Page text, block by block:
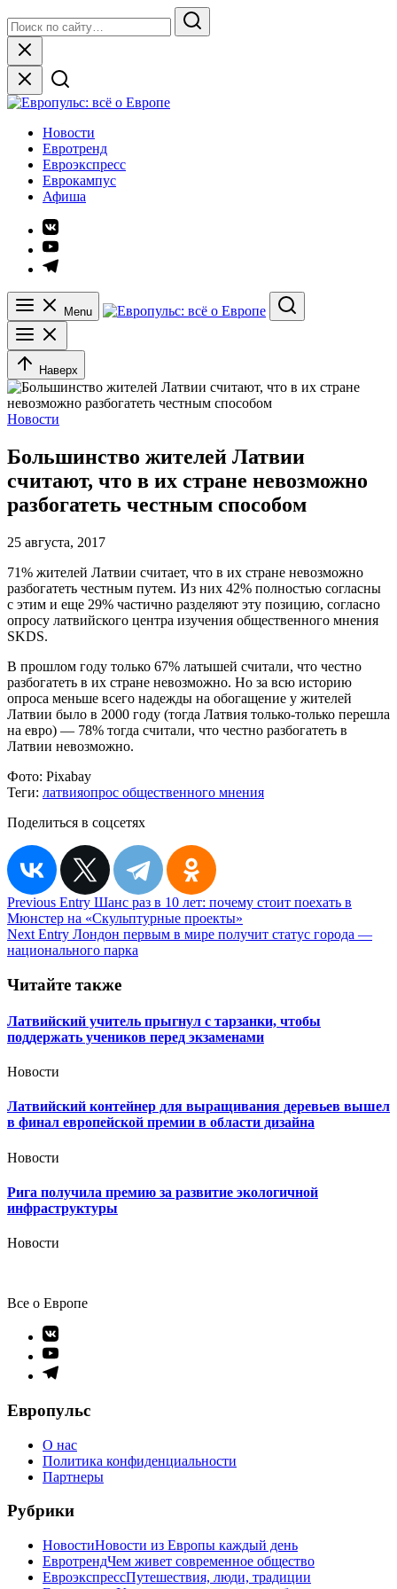
to
content
for:
Search
Close
Европульс: всё о Европе
Новости
Евротренд
Евроэкспресс
Еврокампус
Афиша
Элемент
меню
Элемент
меню
Элемент
Menu
Search
Наверх
Новости
Большинство жителей Латвии
считают, что в их стране невозможно
разбогатеть честным способом
25 августа, 2017
71% жителей Латвии считает, что в их стране невозможно
разбогатеть честным путем. Из них 42% полностью согласны
с этим и еще 29% частично разделяют эту позицию, согласно
опросу латвийского центра изучения общественного мнения
SKDS.
В прошлом году только 67% латышей считали, что честно
разбогатеть в их стране невозможно. Но за всю историю
опроса меньше всего надежды на обогащение у жителей
Латвии было в 2000 году (тогда Латвия только-только перешла
на евро) — 78% тогда считали, что честно разбогатеть в
Латвии невозможно.
Фото: Pixabay
Теги: латвияопрос общественного мнения
Поделиться в соцсетях
Навигация
по
записям
Previous Entry Шанс раз в 10 лет: почему стоит поехать в
Мюнстер на «Скульптурные проекты»
Next Entry Лондон первым в мире получит статус города —
национального парка
Читайте также
Латвийский учитель прыгнул с тарзанки, чтобы
поддержать учеников перед экзаменами
Новости
Латвийский контейнер для выращивания деревьев вышел
в финал европейской премии в области дизайна
Новости
Рига получила премию за развитие экологичной
инфраструктуры
Новости
Все о Европе
Элемент
меню
Элемент
меню
Элемент
Европульс
О нас
Политика конфиденциальности
Партнеры
Рубрики
НовостиНовости из Европы каждый день
ЕвротрендЧем живет современное общество
ЕвроэкспрессПутешествия, люди, традиции